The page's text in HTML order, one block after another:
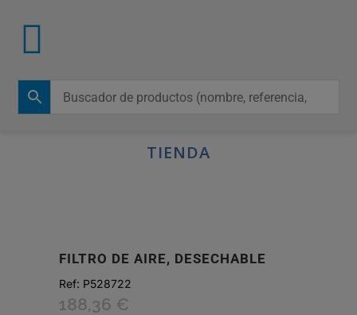
TIENDA
FILTRO DE AIRE, DESECHABLE
Ref: P528722
188,36 €